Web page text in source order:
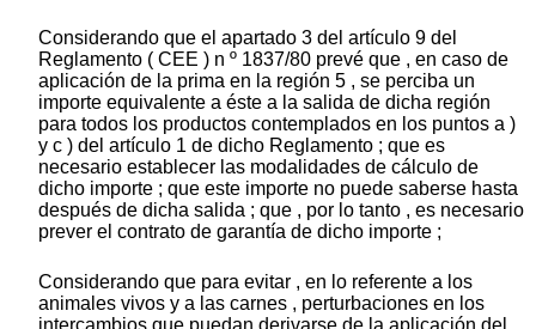
Considerando que el apartado 3 del artículo 9 del
Reglamento ( CEE ) n º 1837/80 prevé que , en caso de
aplicación de la prima en la región 5 , se perciba un
importe equivalente a éste a la salida de dicha región
para todos los productos contemplados en los puntos a )
y c ) del artículo 1 de dicho Reglamento ; que es
necesario establecer las modalidades de cálculo de
dicho importe ; que este importe no puede saberse hasta
después de dicha salida ; que , por lo tanto , es necesario
prever el contrato de garantía de dicho importe ;
Considerando que para evitar , en lo referente a los
animales vivos y a las carnes , perturbaciones en los